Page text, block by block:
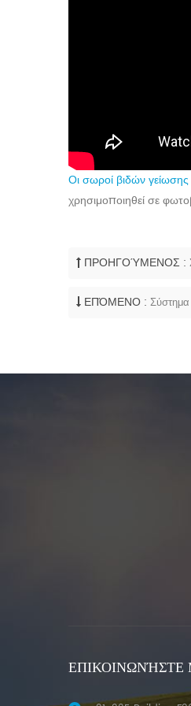
Οι σωροί βιδών γείωσης
χρησιμοποιηθεί σε
ΠΡΟΗΓΟΎΜΕΝΟΣ :
ΕΠΌΜΕΝΟ :